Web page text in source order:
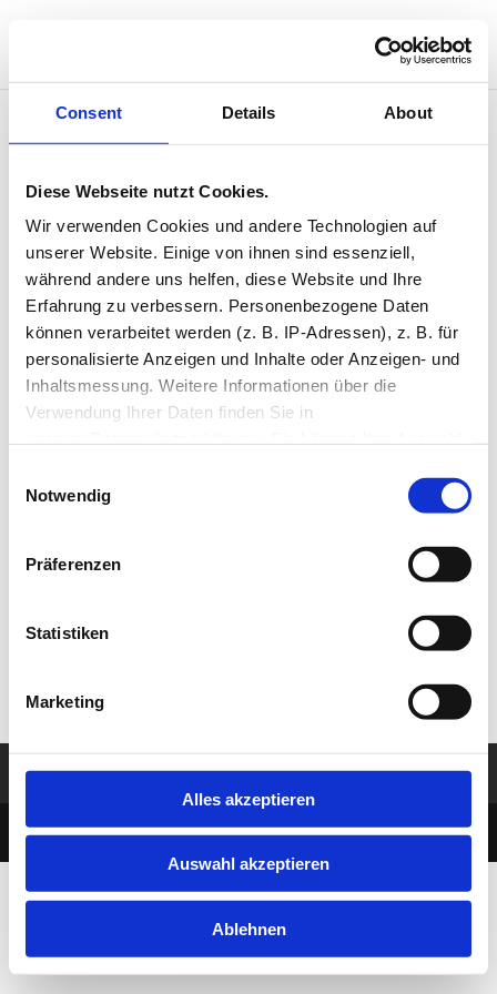
Consent Details About
Diese Webseite nutzt Cookies.
Wir verwenden Cookies und andere Technologien auf
unserer Website. Einige von ihnen sind essenziell,
während andere uns helfen, diese Website und Ihre
Erfahrung zu verbessern. Personenbezogene Daten
können verarbeitet werden (z. B. IP-Adressen), z. B. für
personalisierte Anzeigen und Inhalte oder Anzeigen- und
Inhaltsmessung. Weitere Informationen über die
Verwendung Ihrer Daten finden Sie in
Selection
Notwendig
Präferenzen
Statistiken
Marketing
Alles akzeptieren
Auswahl akzeptieren
Ablehnen
August 8 @ 11:30
11:30 — 13:00(1h 30′)
Studio 1
Neueste Kommentare
This is a single event page with sample content. This
business like gym, kindergarten, health or law related.
shows all instances of this single event. Build-in sidebar
widgets shows upcoming events in the selected
Impressum Datenschutz
designed by MBDesign Berlin